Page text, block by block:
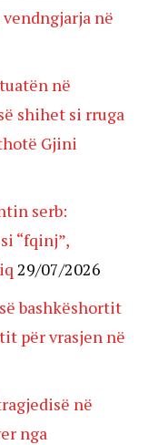
në
në
shihet si rruga
Gjini
serb:
“fqinj”,
29/07/2026
bashkëshortit
për vrasjen në
në
nga